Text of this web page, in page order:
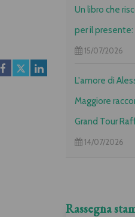
Un libro che
per il
15/07/2026
L'amore di
Maggiore
Grand Tour
14/07/2026
Rassegna